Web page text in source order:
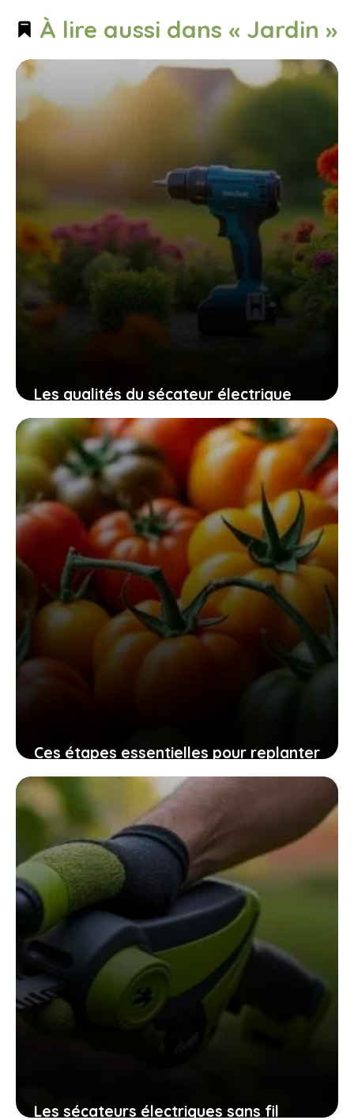
À lire aussi dans « Jardin »
Les qualités du sécateur électrique
swansoft pru28 pour un jardinage
efficace, sûr et sans fatigue
10 novembre 2025
Ces étapes essentielles pour replanter
vos graines de tomates maison
assurent une récolte pleine de saveurs
10 novembre 2025
Les sécateurs électriques sans fil